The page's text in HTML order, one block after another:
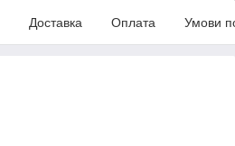
Доставка Оплата Умови